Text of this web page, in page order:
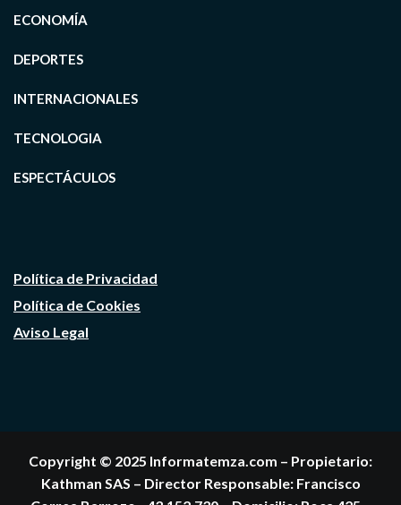
ECONOMÍA
DEPORTES
INTERNACIONALES
TECNOLOGIA
ESPECTÁCULOS
Política de Privacidad
Política de Cookies
Aviso Legal
Copyright © 2025 Informatemza.com – Propietario:
Kathman SAS – Director Responsable: Francisco